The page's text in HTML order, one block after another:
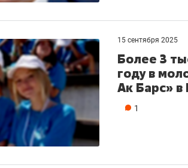
15 сентября 2025
Более 3
году в
Ак Барс»
1